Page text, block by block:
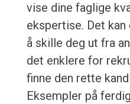
vise dine faglige
ekspertise. Det
å skille deg ut fra
det enklere for
finne den rette
Eksempler på